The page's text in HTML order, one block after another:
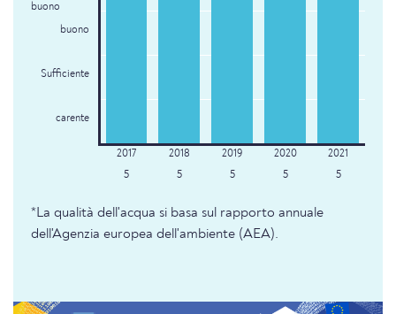
buono
buono
Sufficiente
carente
5 5 5 5 5
*La qualità dell'acqua si basa sul rapporto annuale
dell'Agenzia europea dell'ambiente (AEA).